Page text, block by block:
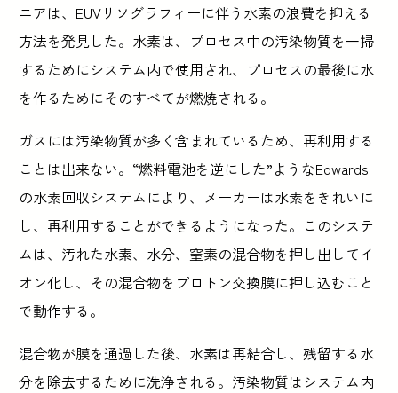
ニアは、EUVリソグラフィーに伴う水素の浪費を抑える
方法を発見した。水素は、プロセス中の汚染物質を一掃
するためにシステム内で使用され、プロセスの最後に水
を作るためにそのすべてが燃焼される。
ガスには汚染物質が多く含まれているため、再利用する
ことは出来ない。“燃料電池を逆にした”ようなEdwards
の水素回収システムにより、メーカーは水素をきれいに
し、再利用することができるようになった。このシステ
ムは、汚れた水素、水分、窒素の混合物を押し出してイ
オン化し、その混合物をプロトン交換膜に押し込むこと
で動作する。
混合物が膜を通過した後、水素は再結合し、残留する水
分を除去するために洗浄される。汚染物質はシステム内